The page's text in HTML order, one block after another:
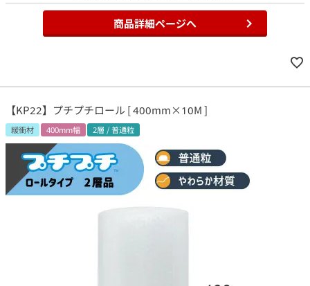
商品詳細ページへ
【KP22】プチプチロール [ 400mm×10M ]
緩衝材 400mm幅 2層 / 普通粒